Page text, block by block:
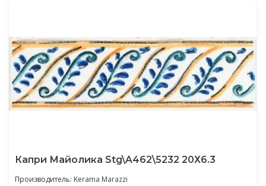
Капри Майолика Stg\A462\5232 20Х6.3
Производитель: Kerama Marazzi